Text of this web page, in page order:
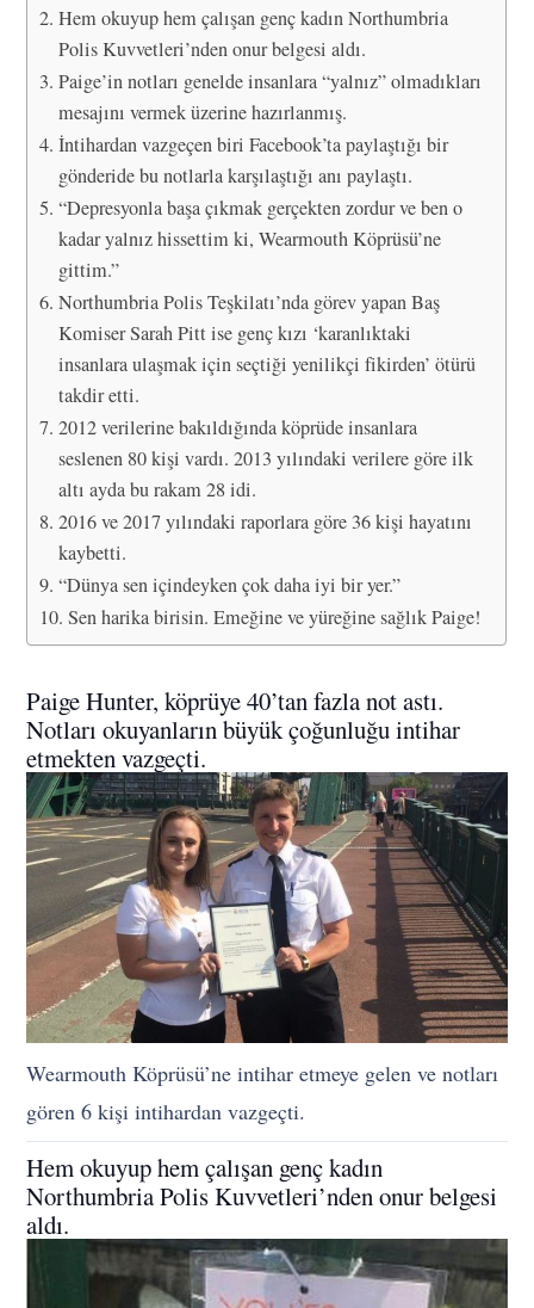
Hem okuyup hem çalışan genç kadın Northumbria
Polis Kuvvetleri’nden onur belgesi aldı.
Paige’in notları genelde insanlara “yalnız” olmadıkları
mesajını vermek üzerine hazırlanmış.
İntihardan vazgeçen biri Facebook’ta paylaştığı bir
gönderide bu notlarla karşılaştığı anı paylaştı.
“Depresyonla başa çıkmak gerçekten zordur ve ben o
kadar yalnız hissettim ki, Wearmouth Köprüsü’ne
gittim.”
Northumbria Polis Teşkilatı’nda görev yapan Baş
Komiser Sarah Pitt ise genç kızı ‘karanlıktaki
insanlara ulaşmak için seçtiği yenilikçi fikirden’ ötürü
takdir etti.
2012 verilerine bakıldığında köprüde insanlara
seslenen 80 kişi vardı. 2013 yılındaki verilere göre ilk
altı ayda bu rakam 28 idi.
2016 ve 2017 yılındaki raporlara göre 36 kişi hayatını
kaybetti.
“Dünya sen içindeyken çok daha iyi bir yer.”
Sen harika birisin. Emeğine ve yüreğine sağlık Paige!
Paige Hunter, köprüye 40’tan fazla not astı.
Notları okuyanların büyük çoğunluğu intihar
etmekten vazgeçti.
Wearmouth Köprüsü’ne intihar etmeye gelen ve notları
gören 6 kişi intihardan vazgeçti.
Hem okuyup hem çalışan genç kadın
Northumbria Polis Kuvvetleri’nden onur belgesi
aldı.